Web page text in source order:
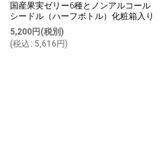
国産果実ゼリー6種とノンアルコール
シードル（ハーフボトル）化粧箱入り
5,200円 (税別)
(税込 : 5,616 円)